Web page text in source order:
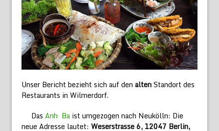
Unser Bericht bezieht sich auf den altenStandort des
Restaurants in Wilmerdorf.
Das Anh Ba ist umgezogen nach Neukölln: Die
neue Adresse lautet: Weserstrasse 6, 12047 Berlin,